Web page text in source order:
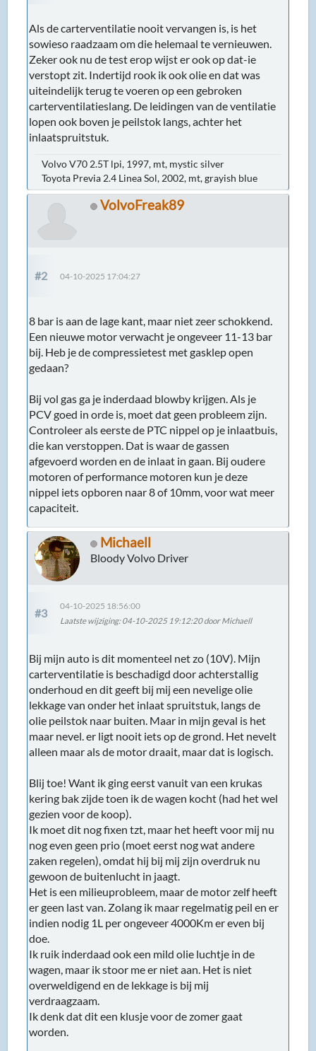
Als de carterventilatie nooit vervangen is, is het
sowieso raadzaam om die helemaal te vernieuwen.
Zeker ook nu de test erop wijst er ook op dat-ie
verstopt zit. Indertijd rook ik ook olie en dat was
uiteindelijk terug te voeren op een gebroken
carterventilatieslang. De leidingen van de ventilatie
lopen ook boven je peilstok langs, achter het
inlaatspruitstuk.
Volvo V70 2.5T lpi, 1997, mt, mystic silver
Toyota Previa 2.4 Linea Sol, 2002, mt, grayish blue
VolvoFreak89
#2 04-10-2025 17:04:27
8 bar is aan de lage kant, maar niet zeer schokkend.
Een nieuwe motor verwacht je ongeveer 11-13 bar
bij. Heb je de compressietest met gasklep open
gedaan?
Bij vol gas ga je inderdaad blowby krijgen. Als je
PCV goed in orde is, moet dat geen probleem zijn.
Controleer als eerste de PTC nippel op je inlaatbuis,
die kan verstoppen. Dat is waar de gassen
afgevoerd worden en de inlaat in gaan. Bij oudere
motoren of performance motoren kun je deze
nippel iets opboren naar 8 of 10mm, voor wat meer
capaciteit.
Michaell
Bloody Volvo Driver
#3
04-10-2025 18:56:00
Laatste wijziging: 04-10-2025 19:12:20 door Michaell
Bij mijn auto is dit momenteel net zo (10V). Mijn
carterventilatie is beschadigd door achterstallig
onderhoud en dit geeft bij mij een nevelige olie
lekkage van onder het inlaat spruitstuk, langs de
olie peilstok naar buiten. Maar in mijn geval is het
maar nevel. er ligt nooit iets op de grond. Het nevelt
alleen maar als de motor draait, maar dat is logisch.
Blij toe! Want ik ging eerst vanuit van een krukas
kering bak zijde toen ik de wagen kocht (had het wel
gezien voor de koop).
Ik moet dit nog fixen tzt, maar het heeft voor mij nu
nog even geen prio (moet eerst nog wat andere
zaken regelen), omdat hij bij mij zijn overdruk nu
gewoon de buitenlucht in jaagt.
Het is een milieuprobleem, maar de motor zelf heeft
er geen last van. Zolang ik maar regelmatig peil en er
indien nodig 1L per ongeveer 4000Km er even bij
doe.
Ik ruik inderdaad ook een mild olie luchtje in de
wagen, maar ik stoor me er niet aan. Het is niet
overweldigend en de lekkage is bij mij
verdraagzaam.
Ik denk dat dit een klusje voor de zomer gaat
worden.